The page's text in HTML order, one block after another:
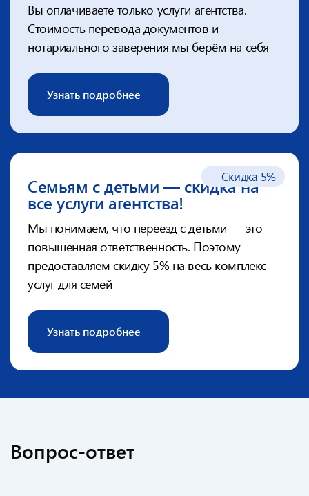
Вы оплачиваете только услуги агентства.
Стоимость перевода документов и
нотариального заверения мы берём на себя
Узнать подробнее
Скидка 5%
Семьям с детьми — скидкана
все услуги агентства!
Мы понимаем, что переезд с детьми — это
повышенная ответственность. Поэтому
предоставляем скидку 5% на веськомплекс
услуг для семей
Узнать подробнее
Вопрос-ответ